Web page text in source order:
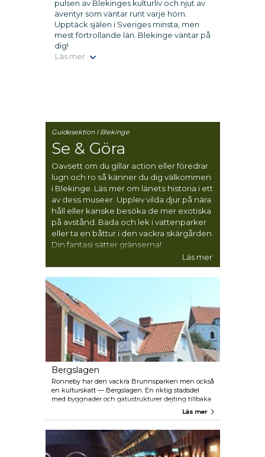
pulsen av Blekinges kulturliv och njut av
äventyr som väntar runt varje hörn.
Upptäck själen i Sveriges minsta, men
mest förtrollande län. Blekinge väntar på
dig!
Läs mer
Guidesektion I Blekinge
Se & Göra
Oavsett om du gillar action eller föredrar
lugn och ro så känner du dig välkommen
i Blekinge. Läs mer om länets historia i ett
av dess museer. Upplev vilda djur på nära
håll eller kanske besöka de mer exotiska
på avstånd. Bada och lek i vattenparker
eller ta en båttur i den vackra skärgården.
Din fantasi sätter gränserna!
Läs mer
Bergslagen
Ronneby har den vackra Brunnsparken men också
en kulturskatt — Bergslagen. En riktig stadsdel
med byggnader och gatustrukturer dejting tillbaka
samling av renässanskonst. Det finns också ett
hembyggt museum och konstutställningar på
Ronneby Kulturhus i området.
Läs mer